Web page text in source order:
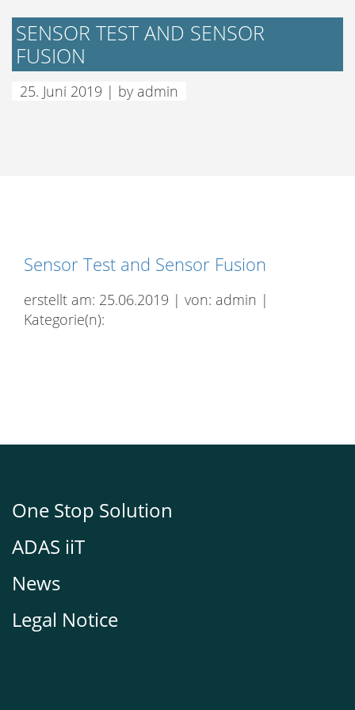
SENSOR TEST AND SENSOR
FUSION
25. Juni 2019 | by admin
Sensor Test and Sensor Fusion
erstellt am: 25.06.2019 | von: admin |
Kategorie(n):
One Stop Solution
ADAS iiT
News
Legal Notice